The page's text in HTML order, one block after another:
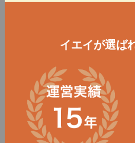
イエイが選ば